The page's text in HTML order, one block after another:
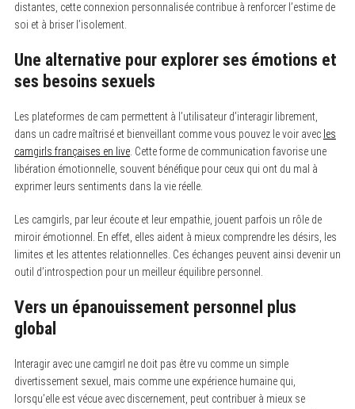
distantes, cette connexion personnalisée contribue à renforcer l’estime de
soi et à briser l’isolement.
Une alternative pour explorer ses émotions et
ses besoins sexuels
Les plateformes de cam permettent à l’utilisateur d’interagir librement,
dans un cadre maîtrisé et bienveillant comme vous pouvez le voir avec les
camgirls françaises en live. Cette forme de communication favorise une
libération émotionnelle, souvent bénéfique pour ceux qui ont du mal à
exprimer leurs sentiments dans la vie réelle.
Les camgirls, par leur écoute et leur empathie, jouent parfois un rôle de
miroir émotionnel. En effet, elles aident à mieux comprendre les désirs, les
limites et les attentes relationnelles. Ces échanges peuvent ainsi devenir un
outil d’introspection pour un meilleur équilibre personnel.
Vers un épanouissement personnel plus
global
Interagir avec une camgirl ne doit pas être vu comme un simple
divertissement sexuel, mais comme une expérience humaine qui,
lorsqu’elle est vécue avec discernement, peut contribuer à mieux se
S
r
h
r
: